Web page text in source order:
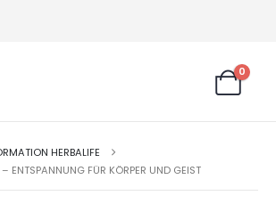
0
HERBALIFE
ENTSPANNUNG FÜR KÖRPER UND GEIST